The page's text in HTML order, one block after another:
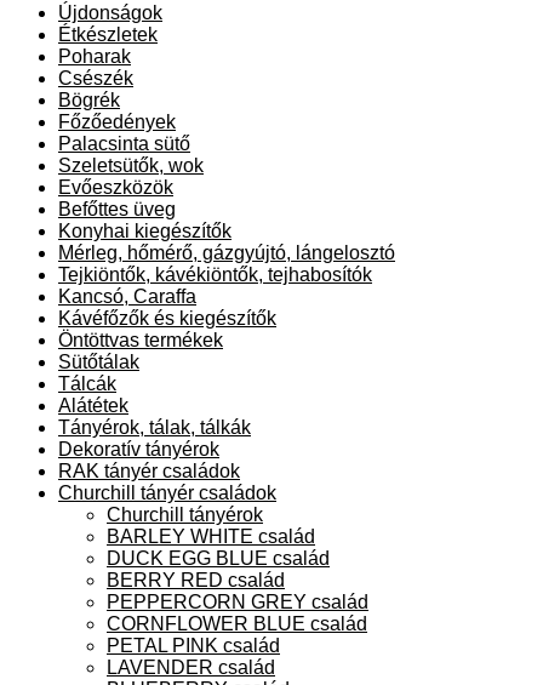
Újdonságok
Étkészletek
Poharak
Csészék
Bögrék
Főzőedények
Palacsinta sütő
Szeletsütők, wok
Evőeszközök
Befőttes üveg
Konyhai kiegészítők
Mérleg, hőmérő, gázgyújtó, lángelosztó
Tejkiöntők, kávékiöntők, tejhabosítók
Kancsó, Caraffa
Kávéfőzők és kiegészítők
Öntöttvas termékek
Sütőtálak
Tálcák
Alátétek
Tányérok, tálak, tálkák
Dekoratív tányérok
RAK tányér családok
Churchill tányér családok
Churchill tányérok
BARLEY WHITE család
DUCK EGG BLUE család
BERRY RED család
PEPPERCORN GREY család
CORNFLOWER BLUE család
PETAL PINK család
LAVENDER család